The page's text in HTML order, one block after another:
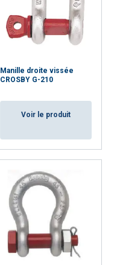
Manille droite vissée
CROSBY G-210
Voir le produit